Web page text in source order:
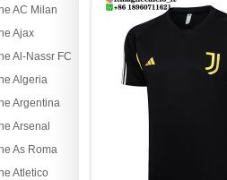
AC Milan
Ajax
Al-Nassr FC
Algeria
Argentina
Arsenal
As Roma
Atletico